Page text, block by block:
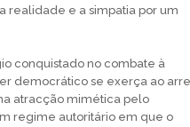
realidade e a simpatia por um
conquistado no combate à
democrático se exerça ao
atracção mimética pelo
regime autoritário em que o